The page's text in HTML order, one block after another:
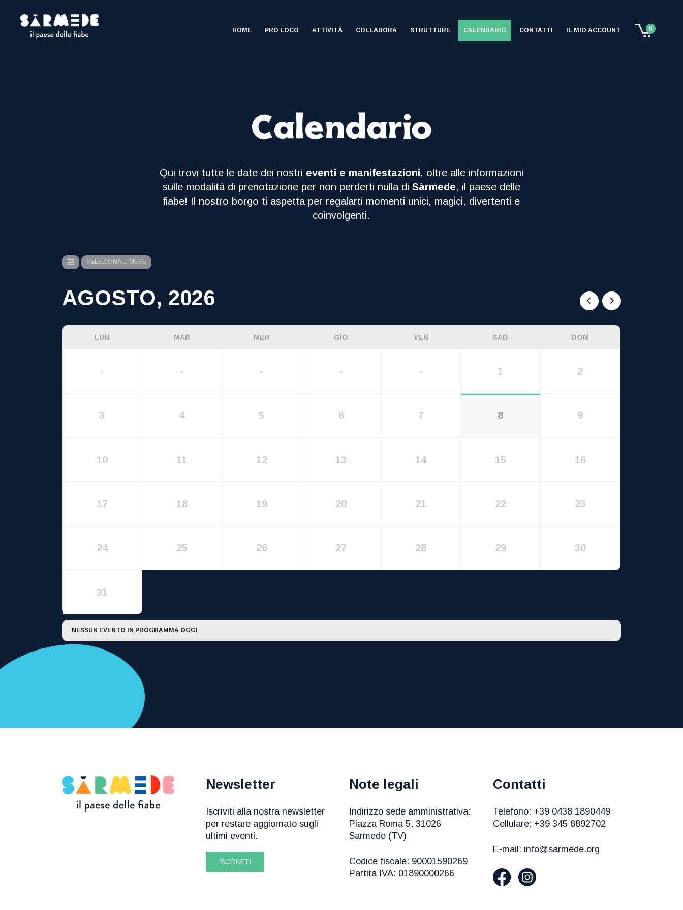
HOME PRO LOCO ATTIVITÀ COLLABORA STRUTTURE CALENDARIO CONTATTI IL MIO ACCOUNT 0
Calendario
Qui trovi tutte le date dei nostri eventi e manifestazioni, oltre alle informazioni
sulle modalità di prenotazione per non perderti nulla di Sàrmede, il paese delle
fiabe! Il nostro borgo ti aspetta per regalarti momenti unici, magici, divertenti e
coinvolgenti.
SELEZIONA IL MESE
AGOSTO, 2026
LUN MAR MER GIO VEN SAB DOM
- - - - - 1 2
3 4 5 6 7 8 9
10 11 12 13 14 15 16
17 18 19 20 21 22 23
24 25 26 27 28 29 30
31
NESSUN EVENTO IN PROGRAMMA OGGI
Newsletter
Iscriviti alla nostra newsletter
per restare aggiornato sugli
ultimi eventi.
ISCRIVITI
Note legali
Indirizzo sede amministrativa:
Piazza Roma 5, 31026
Sarmede (TV)
Codice fiscale: 90001590269
Partita IVA: 01890000266
Contatti
Telefono: +39 0438 1890449
Cellulare: +39 345 8892702
E-mail: info@sarmede.org